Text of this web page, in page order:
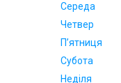
Середа
Четвер
Пʼятниця
Субота
Неділя